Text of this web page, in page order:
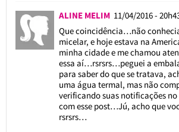
ALINE MELIM 11/04/2016 -
Que coincidência…não
micelar, e hoje estava na
minha cidade e me chamou
essa aí…rsrsrs…peguei a
para saber do que se tratava,
uma água termal, mas não
verificando suas notificações no
com esse post…Jú, acho que
rsrsrs…